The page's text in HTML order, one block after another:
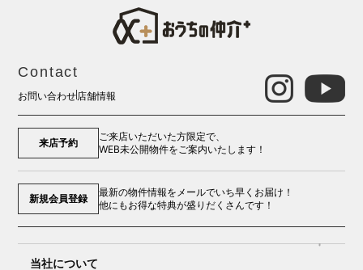
Contact
お問い合わせ店舗情報
来店予約
ご来店いただいた方限定で、
WEB未公開物件をご案内いたします！
新規会員登録
最新の物件情報をメールでいち早くお届け！
他にもお得な特典が盛りだくさんです！
当社について